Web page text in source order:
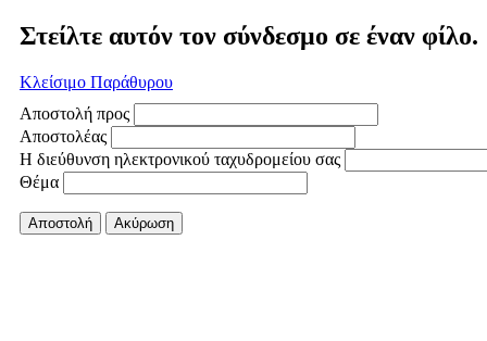
Στείλτε αυτόν τον σύνδεσμο σε έναν φίλο.
Κλείσιμο Παράθυρου
Αποστολή προς
Αποστολέας
Η διεύθυνση ηλεκτρονικού ταχυδρομείου σας
Θέμα
Αποστολή Ακύρωση